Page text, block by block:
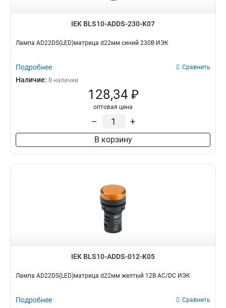
IEK BLS10-ADDS-230-K07
Лампа AD22DS(LED)матрица d22мм синий 230В ИЭК
Подробнее Сравнить
Наличие: В наличии
128,34 ₽
оптовая цена
– +
В корзину
IEK BLS10-ADDS-012-K05
Лампа AD22DS(LED)матрица d22мм желтый 12В AC/DC ИЭК
Подробнее Сравнить